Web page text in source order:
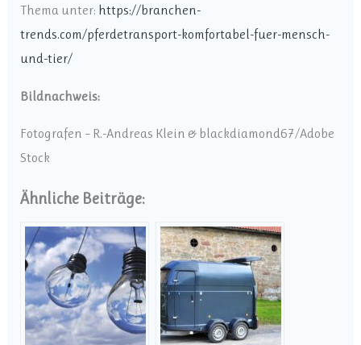
Thema unter: https://branchen-
trends.com/pferdetransport-komfortabel-fuer-mensch-
und-tier/
Bildnachweis:
Fotografen – R.-Andreas Klein & blackdiamond67/Adobe
Stock
Ähnliche Beiträge: